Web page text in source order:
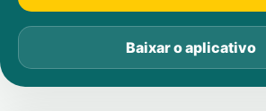
Baixar o aplicativo